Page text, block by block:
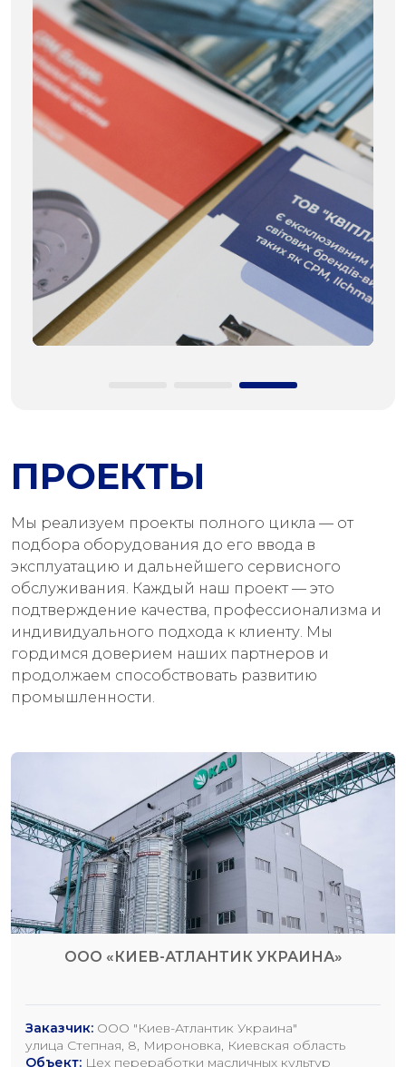
ПРОЕКТЫ
Мы реализуем проекты полного цикла — от
подбора оборудования до его ввода в
эксплуатацию и дальнейшего сервисного
обслуживания. Каждый наш проект — это
подтверждение качества, профессионализма и
индивидуального подхода к клиенту. Мы
гордимся доверием наших партнеров и
продолжаем способствовать развитию
промышленности.
ООО «КИЕВ-АТЛАНТИК УКРАИНА»
Заказчик: ООО "Киев-Атлантик Украина"
улица Степная, 8, Мироновка, Киевская область
Объект: Цех переработки масличных культур